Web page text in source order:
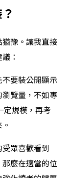
豫。讓我直接
：
不要裝公開顯示
瀏覽量，不如專
定規模，再考
受眾喜歡看到
那麼在適當的位